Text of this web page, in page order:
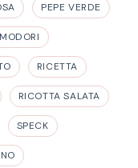
PEPE VERDE
RICETTA
RICOTTA SALATA
SPECK